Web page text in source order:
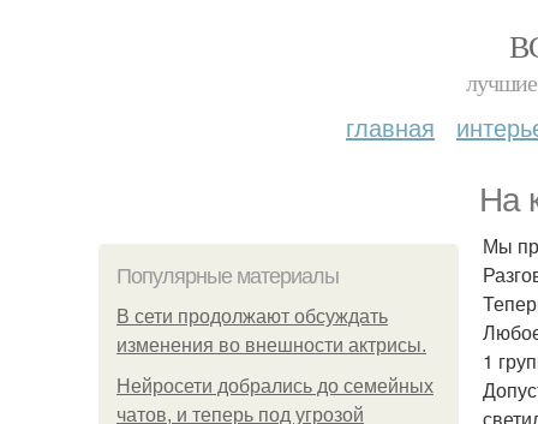
лучшие
главная
На
Популярные материалы
В сети продолжают обсуждать
изменения во внешности актрисы.
Нейросети добрались до семейных
чатов, и теперь под угрозой
Мы
1